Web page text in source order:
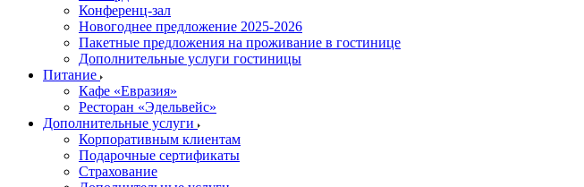
Конференц-зал
Новогоднее предложение 2025-2026
Пакетные предложения на проживание в гостинице
Дополнительные услуги гостиницы
Питание
Кафе «Евразия»
Ресторан «Эдельвейс»
Дополнительные услуги
Корпоративным клиентам
Подарочные сертификаты
Страхование